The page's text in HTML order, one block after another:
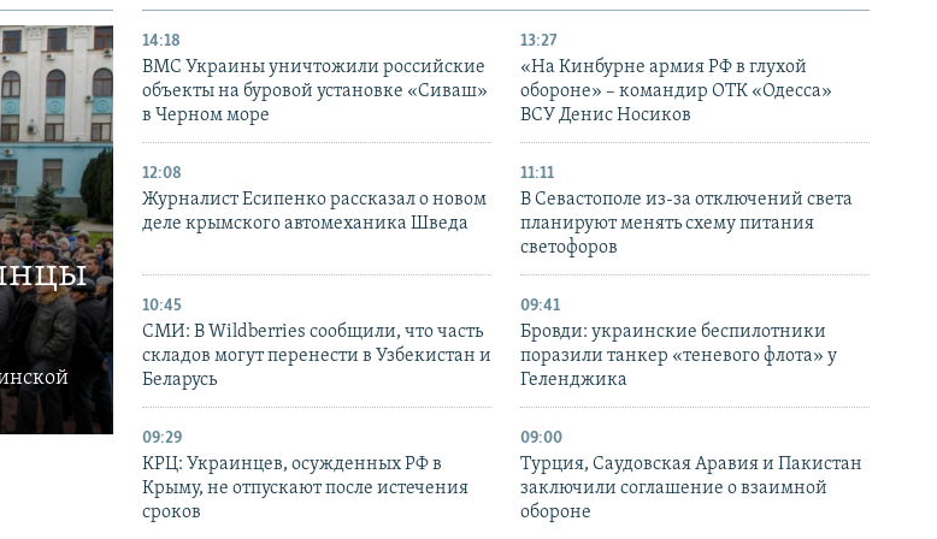
14:18
ВМС Украины уничтожили российские
объекты на буровой установке «Сиваш»
в Черном море
13:27
«На Кинбурне армия РФ в глухой
обороне» – командир ОТК «Одесса»
ВСУ Денис Носиков
12:08
Журналист Есипенко рассказал о новом
деле крымского автомеханика Шведа
11:11
В Севастополе из-за отключений света
планируют менять схему питания
светофоров
10:45
СМИ: В Wildberries сообщили, что часть
складов могут перенести в Узбекистан и
Беларусь
09:41
Бровди: украинские беспилотники
поразили танкер «теневого флота» у
Геленджика
09:29
КРЦ: Украинцев, осужденных РФ в
Крыму, не отпускают после истечения
сроков
09:00
Турция, Саудовская Аравия и Пакистан
заключили соглашение о взаимной
обороне